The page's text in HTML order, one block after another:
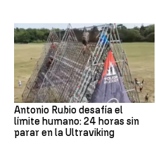
Antonio Rubio desafía el
límite humano: 24 horas sin
parar en la Ultraviking